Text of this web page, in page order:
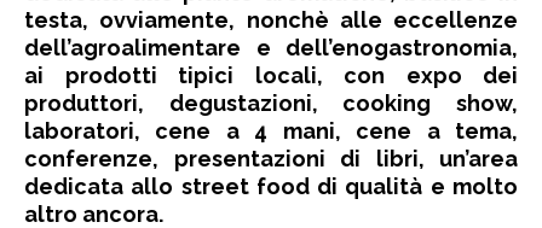
testa, ovviamente, nonchè alle eccellenze
dell’agroalimentare e dell’enogastronomia,
ai prodotti tipici locali, con expo dei
produttori, degustazioni, cooking show,
laboratori, cene a 4 mani, cene a tema,
conferenze, presentazioni di libri, un’area
dedicata allo street food di qualità e molto
altro ancora.